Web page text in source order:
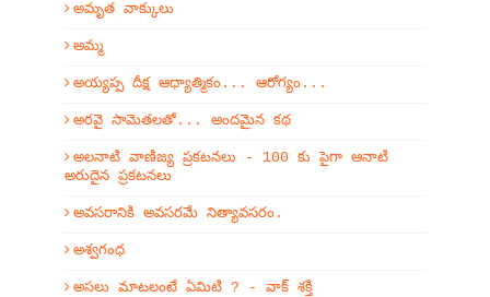
అమృత వాక్కులు
అమ్మ
అయ్యప్ప దీక్ష ఆధ్యాత్మికం... ఆరోగ్యం...
అరవై సామెతలతో... అందమైన కథ
అలనాటి వాణిజ్య ప్రకటనలు - 100 కు పైగా ఆనాటి
అరుదైన ప్రకటనలు
అవసరానికి అవసరమే నిత్యావసరం.
అశ్వగంధ
అసలు మాటలంటే ఏమిటి ? - వాక్ శక్తి